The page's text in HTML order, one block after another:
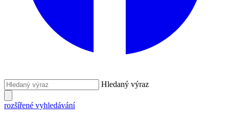
Hledaný výraz
rozšířené vyhledávání